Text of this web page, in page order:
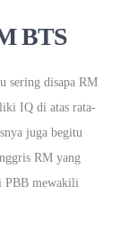
BTS
sering disapa RM
IQ di atas rata-
juga begitu
RM yang
PBB mewakili